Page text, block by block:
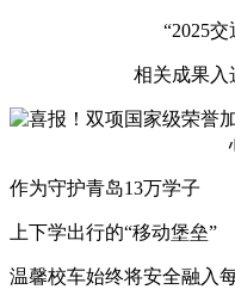
“2025
相关成果入
作为守护青岛13万学子
上下学出行的“移动堡垒”
温馨校车始终将安全融入